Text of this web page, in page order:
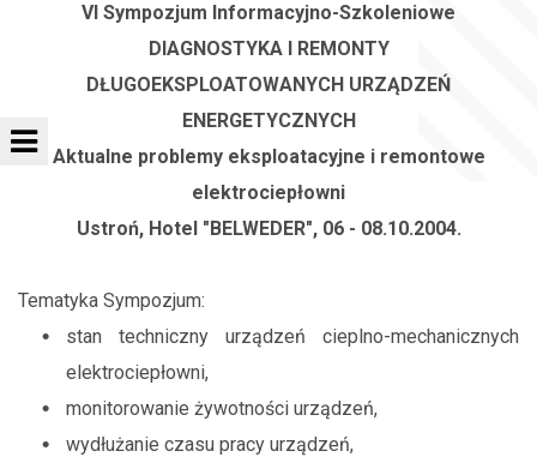
VI Sympozjum Informacyjno-Szkoleniowe
DIAGNOSTYKA I REMONTY
DŁUGOEKSPLOATOWANYCH URZĄDZEŃ
ENERGETYCZNYCH
Aktualne problemy eksploatacyjne i remontowe
elektrociepłowni
Ustroń, Hotel "BELWEDER", 06 - 08.10.2004.
Tematyka Sympozjum:
stan techniczny urządzeń cieplno-mechanicznych
elektrociepłowni,
monitorowanie żywotności urządzeń,
wydłużanie czasu pracy urządzeń,